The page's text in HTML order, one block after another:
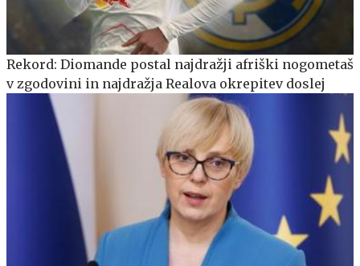
Rekord: Diomande postal najdražji afriški nogometaš
v zgodovini in najdražja Realova okrepitev doslej